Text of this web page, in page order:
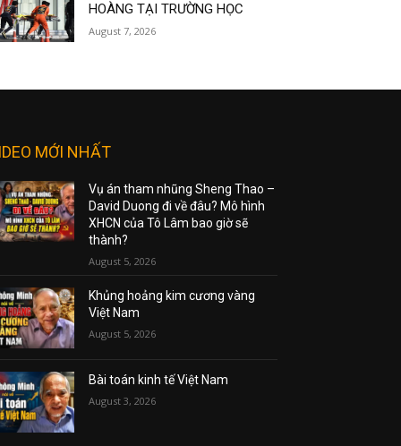
HOÀNG TẠI TRƯỜNG HỌC
August 7, 2026
MỚI NHẤT
Vụ án tham nhũng Sheng Thao –
David Duong đi về đâu? Mô hình
XHCN của Tô Lâm bao giờ sẽ
thành?
August 5, 2026
Khủng hoảng kim cương vàng
Việt Nam
August 5, 2026
Bài toán kinh tế Việt Nam
August 3, 2026